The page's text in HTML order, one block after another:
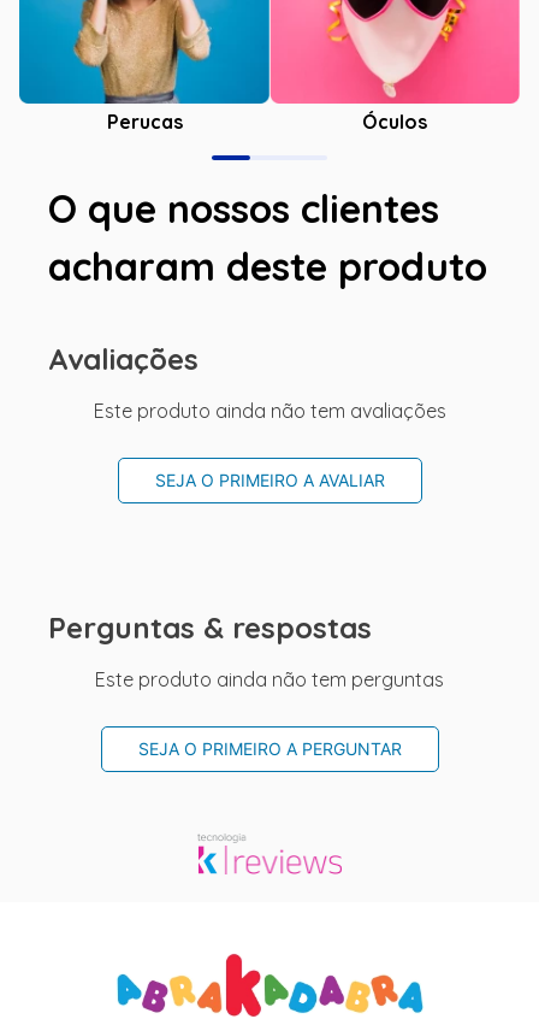
Perucas Óculos
O que nossos clientes
acharam deste produto
Avaliações
Este produto ainda não tem avaliações
SEJA O PRIMEIRO A AVALIAR
Perguntas & respostas
Este produto ainda não tem perguntas
SEJA O PRIMEIRO A PERGUNTAR